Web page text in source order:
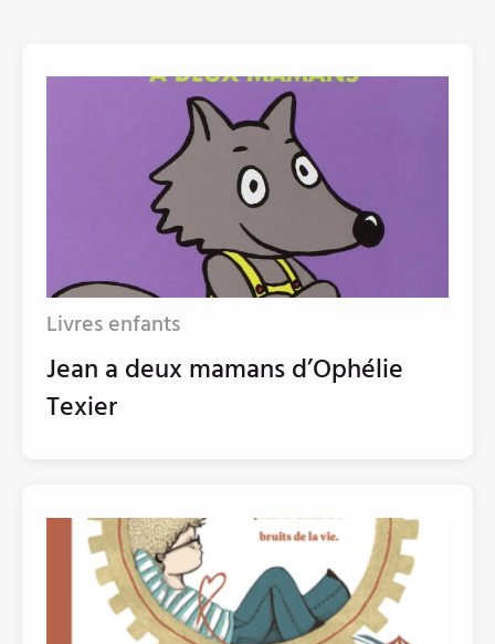
Livres enfants
Jean a deux mamans d’Ophélie
Texier